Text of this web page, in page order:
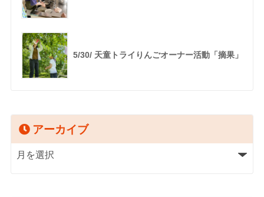
5/30/ 天童トライりんごオーナー活動「摘果」
アーカイブ